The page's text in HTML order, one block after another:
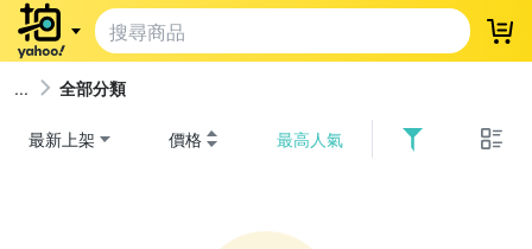
登
全部分類
最新上架 價格 最高人氣